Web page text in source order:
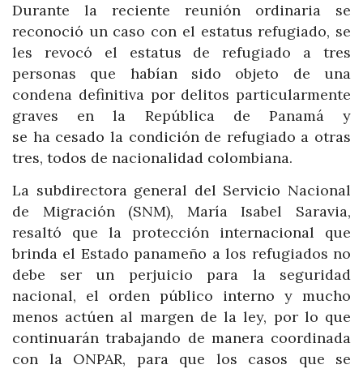
Durante la reciente reunión ordinaria se
reconoció un caso con el estatus refugiado, se
les revocó el estatus de refugiado a tres
personas que habían sido objeto de una
condena definitiva por delitos particularmente
graves en la República de Panamá y
se ha cesado la condición de refugiado a otras
tres, todos de nacionalidad colombiana.
La subdirectora general del Servicio Nacional
de Migración (SNM), María Isabel Saravia,
resaltó que la protección internacional que
brinda el Estado panameño a los refugiados no
debe ser un perjuicio para la seguridad
nacional, el orden público interno y mucho
menos actúen al margen de la ley, por lo que
continuarán trabajando de manera coordinada
con la ONPAR, para que los casos que se